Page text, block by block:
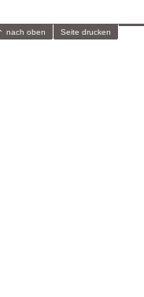
nach oben Seite drucken